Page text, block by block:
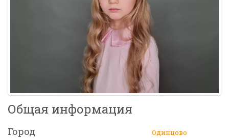
Общая информация
Город Одинцово